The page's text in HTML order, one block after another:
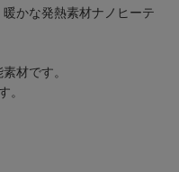
かな発熱素材ナノヒーテ
材です。
。